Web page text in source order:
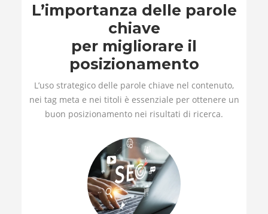
L’importanza delle parole
chiave
per migliorare il
posizionamento
L’uso strategico delle parole chiave nel contenuto,
nei tag meta e nei titoli è essenziale per ottenere un
buon posizionamento nei risultati di ricerca.